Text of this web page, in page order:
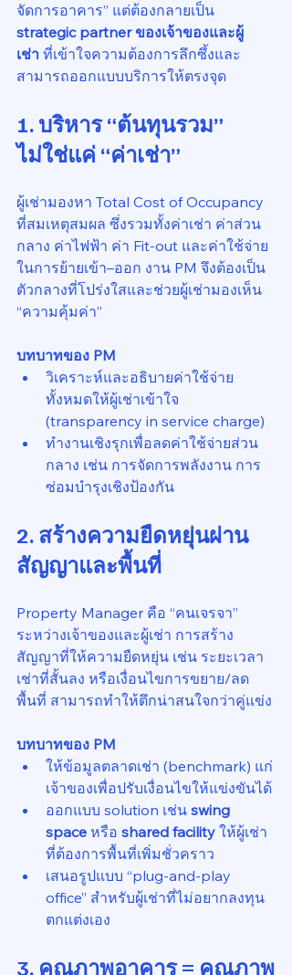
จัดการอาคาร” แต่ต้องกลายเป็น
strategic partner ของเจ้าของและผู้
เช่า ที่เข้าใจความต้องการลึกซึ้งและ
สามารถออกแบบบริการให้ตรงจุด
1. บริหาร “ต้นทุนรวม”
ไม่ใช่แค่ “ค่าเช่า”
ผู้เช่ามองหา Total Cost of Occupancy
ที่สมเหตุสมผล ซึ่งรวมทั้งค่าเช่า ค่าส่วน
กลาง ค่าไฟฟ้า ค่า Fit-out และค่าใช้จ่าย
ในการย้ายเข้า–ออก งาน PM จึงต้องเป็น
ตัวกลางที่โปร่งใสและช่วยผู้เช่ามองเห็น
“ความคุ้มค่า”
บทบาทของ PM
วิเคราะห์และอธิบายค่าใช้จ่าย
ทั้งหมดให้ผู้เช่าเข้าใจ
(transparency in service charge)
ทำงานเชิงรุกเพื่อลดค่าใช้จ่ายส่วน
กลาง เช่น การจัดการพลังงาน การ
ซ่อมบำรุงเชิงป้องกัน
2. สร้างความยืดหยุ่นผ่าน
สัญญาและพื้นที่
Property Manager คือ “คนเจรจา”
ระหว่างเจ้าของและผู้เช่า การสร้าง
สัญญาที่ให้ความยืดหยุ่น เช่น ระยะเวลา
เช่าที่สั้นลง หรือเงื่อนไขการขยาย/ลด
พื้นที่ สามารถทำให้ตึกน่าสนใจกว่าคู่แข่ง
บทบาทของ PM
ให้ข้อมูลตลาดเช่า (benchmark) แก่
เจ้าของเพื่อปรับเงื่อนไขให้แข่งขันได้
ออกแบบ solution เช่น swing
space หรือ shared facility ให้ผู้เช่า
ที่ต้องการพื้นที่เพิ่มชั่วคราว
เสนอรูปแบบ “plug-and-play
office” สำหรับผู้เช่าที่ไม่อยากลงทุน
ตกแต่งเอง
3. คุณภาพอาคาร = คุณภาพ